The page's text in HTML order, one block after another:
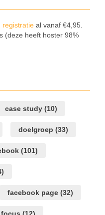
registratie al vanaf €4,95.
(deze heeft hoster 98%
case study (10)
doelgroep (33)
(101)
facebook page (32)